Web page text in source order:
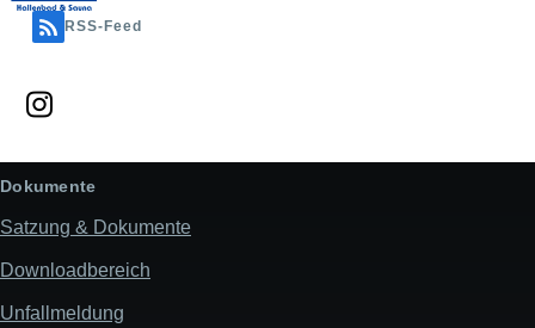
RSS-Feed
Dokumente
Satzung & Dokumente
Downloadbereich
Unfallmeldung